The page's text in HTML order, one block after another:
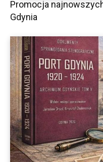
Promocja
Gdynia